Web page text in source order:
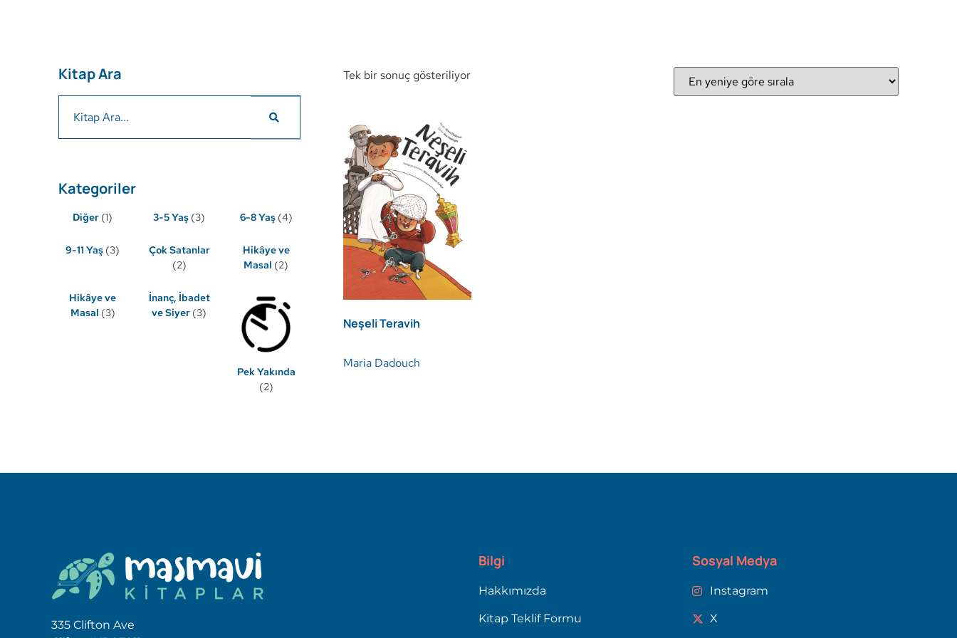
Kitap Ara
Kategoriler
Diğer (1) 3-5 Yaş (3) 6-8 Yaş (4)
9-11 Yaş (3)
Çok Satanlar
(2)
Hikâye ve
Masal (2)
Hikâye ve
Masal (3)
İnanç, İbadet
ve Siyer (3)
Pek Yakında
(2)
Tek bir sonuç gösteriliyor
Neşeli Teravih
Maria Dadouch
335 Clifton Ave
Bilgi
Hakkımızda
Kitap Teklif Formu
Sosyal Medya
Instagram
X